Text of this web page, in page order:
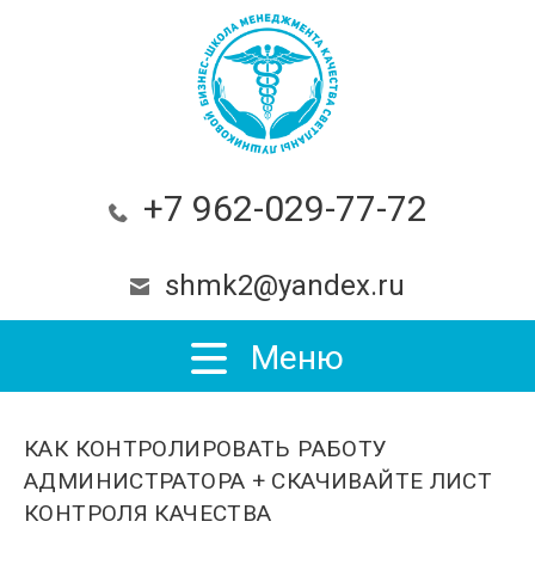
+7 962-029-77-72
shmk2@yandex.ru
Меню
КАК КОНТРОЛИРОВАТЬ РАБОТУ
АДМИНИСТРАТОРА + СКАЧИВАЙТЕ ЛИСТ
КОНТРОЛЯ КАЧЕСТВА